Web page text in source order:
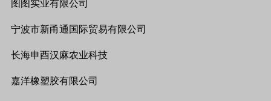
图图实业有限公司
宁波市新甬通国际贸易有限公司
长海申酉汉麻农业科技
嘉洋橡塑胶有限公司